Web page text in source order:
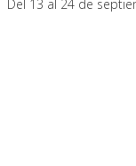
Del 13 al 24 de